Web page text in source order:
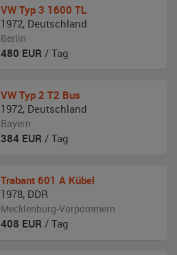
VW Typ 3 1600 TL
1972, Deutschland
Berlin
480 EUR / Tag
VW Typ 2 T2 Bus
1972, Deutschland
Bayern
384 EUR / Tag
Trabant 601 A Kübel
1978, DDR
Mecklenburg-Vorpommern
408 EUR / Tag